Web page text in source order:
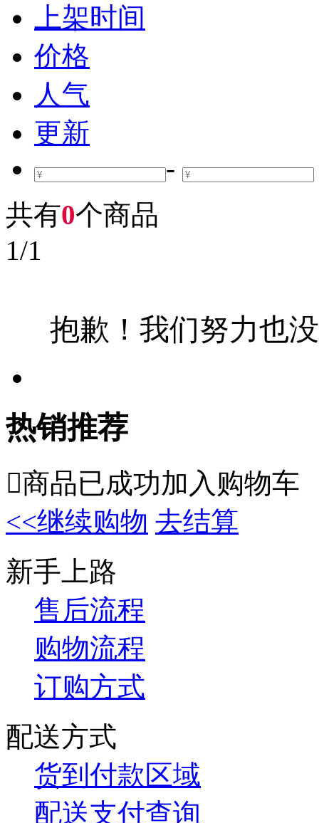
上架时间
价格
人气
更新
-
共有0个商品
1/1
抱歉！我们努力也
热销推荐
商品已成功加入购物车
<<继续购物 去结算
新手上路
售后流程
购物流程
订购方式
配送方式
货到付款区域
配送支付查询